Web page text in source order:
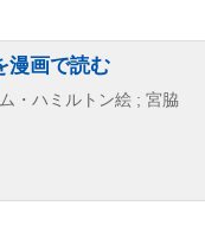
漫画で読む
・ハミルトン絵 ; 宮脇